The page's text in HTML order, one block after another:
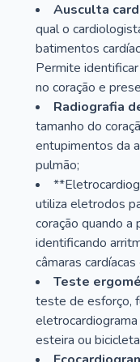
Ausculta
qual o
batimentos
Permite
no coração e
Radiografia
tamanho do
entupimentos da
pulmão;
utiliza eletrodos
coração quando
identificando
câmaras
Teste
teste de esforço,
esteira ou